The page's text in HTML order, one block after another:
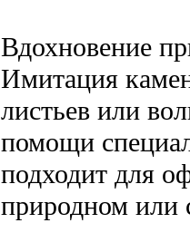
Вдохновение
Имитация
листьев или
помощи
подходит для
природном или